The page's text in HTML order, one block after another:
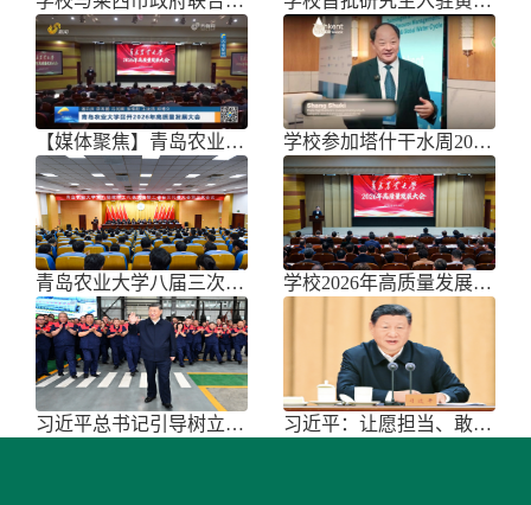
【媒体聚焦】青岛农业大学召开202 学校参加塔什干水周2026国际论坛
青岛农业大学八届三次双代会胜利召开 学校2026年高质量发展大会召开
习近平总书记引导树立和践行正确政绩 习近平：让愿担当、敢担当、善担当蔚